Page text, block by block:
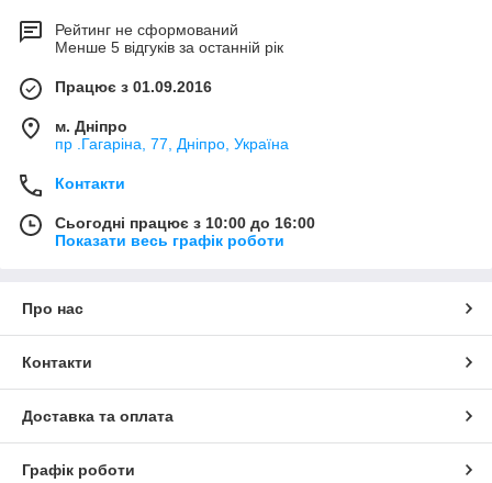
Рейтинг не сформований
Менше 5 відгуків за останній рік
Працює з 01.09.2016
м. Дніпро
пр .Гагаріна, 77, Дніпро, Україна
Контакти
Сьогодні працює з 10:00 до 16:00
Показати весь графік роботи
Про нас
Контакти
Доставка та оплата
Графік роботи